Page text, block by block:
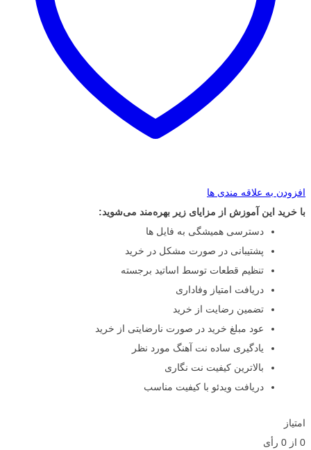
افزودن به علاقه مندی ها
با خرید این آموزش از مزایای زیر بهره‌مند می‌شوید:
دسترسی همیشگی به فایل ها
پشتیبانی در صورت مشکل در خرید
تنظیم قطعات توسط اساتید برجسته
دریافت امتیاز وفاداری
تضمین رضایت از خرید
عود مبلغ خرید در صورت نارضایتی از خرید
یادگیری ساده نت آهنگ مورد نظر
بالاترین کیفیت نت نگاری
دریافت ویدئو با کیفیت مناسب
امتیاز
0 از 0 رأی